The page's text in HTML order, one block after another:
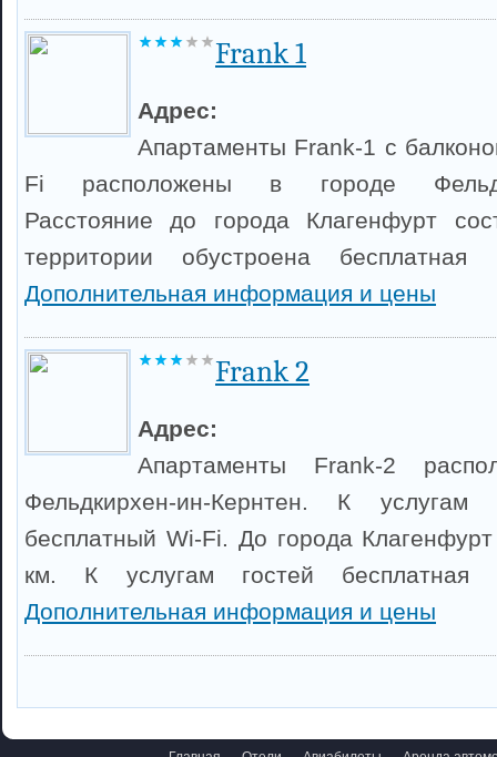
Frank 1
Адрес:
Апартаменты Frank-1 с
Fi расположены в городе
Расстояние до города Клагенфурт
территории обустроена бесплатная
Дополнительная информация и цены
Frank 2
Адрес:
Апартаменты Frank-2
Фельдкирхен-ин-Кернтен. К
бесплатный Wi-Fi. До города
км. К услугам гостей бесплатная
Дополнительная информация и цены